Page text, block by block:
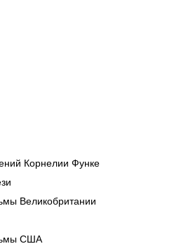
Корнелии Функе
Великобритании
США